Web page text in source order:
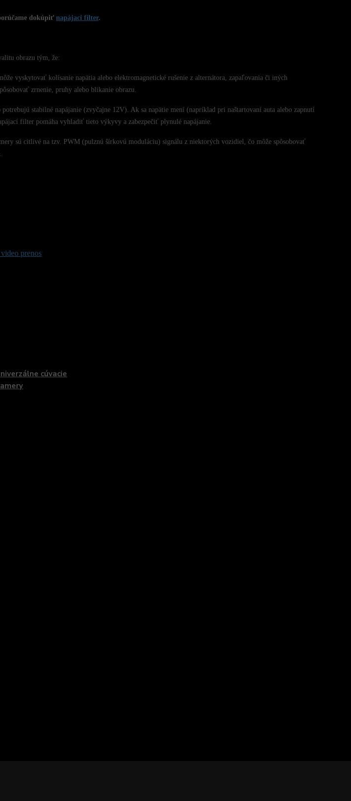
dokúpiť napájací filter.
obrazu tým, že:
vyskytovať kolísanie napätia alebo elektromagnetické rušenie z alternátora, zapaľovania či iných
zrnenie, pruhy alebo blikanie obrazu.
stabilné napájanie (zvyčajne 12V). Ak sa napätie mení (napríklad pri naštartovaní auta alebo zapnutí
filter pomáha vyhladiť tieto výkyvy a zabezpečiť plynulé napájanie.
sú citlivé na tzv. PWM (pulznú šírkovú moduláciu) signálu z niektorých vozidiel, čo môže spôsobovať
prenos
cúvacie